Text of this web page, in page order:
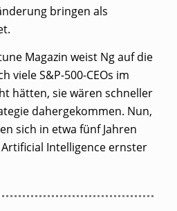
bringen als
Magazin weist Ng auf die
viele S&P-500-CEOs im
hätten, sie wären schneller
dahergekommen. Nun,
sich in etwa fünf Jahren
Intelligence ernster